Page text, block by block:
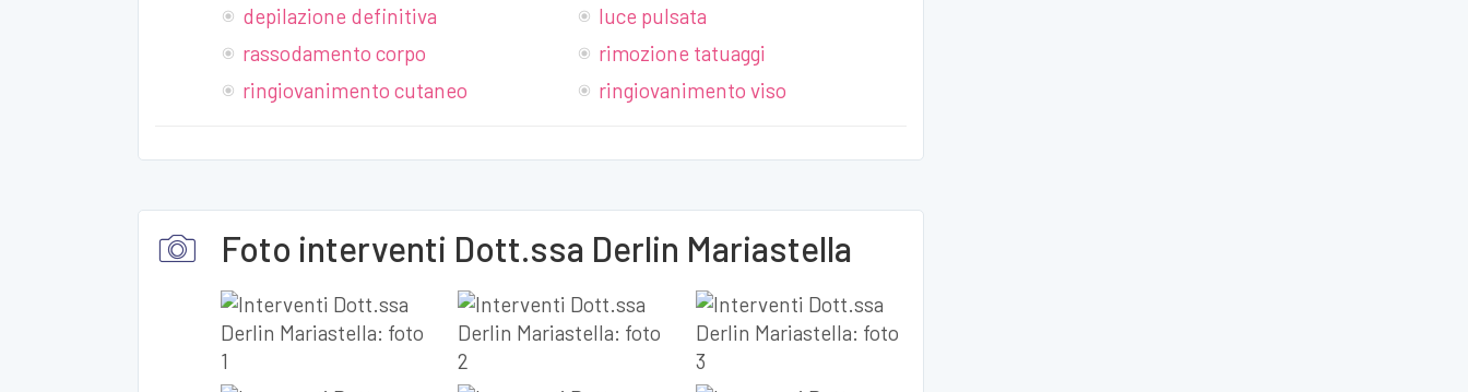
depilazione definitiva
luce pulsata
rassodamento corpo
rimozione tatuaggi
ringiovanimento cutaneo
ringiovanimento viso
Foto interventi Dott.ssa Derlin Mariastella